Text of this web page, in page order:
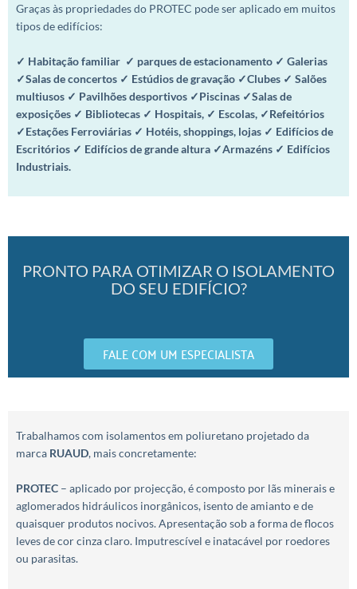
Graças às propriedades do PROTEC pode ser aplicado em muitos
tipos de edifícios:
✓ Habitação familiar ✓ parques de estacionamento ✓ Galerias
✓Salas de concertos ✓ Estúdios de gravação ✓Clubes ✓ Salões
multiusos ✓ Pavilhões desportivos ✓Piscinas ✓Salas de
exposições ✓ Bibliotecas ✓ Hospitais, ✓ Escolas, ✓Refeitórios
✓Estações Ferroviárias ✓ Hotéis, shoppings, lojas ✓ Edifícios de
Escritórios ✓ Edifícios de grande altura ✓Armazéns ✓ Edifícios
Industriais.
PRONTO PARA OTIMIZAR O ISOLAMENTO
DO SEU EDIFÍCIO?
FALE COM UM ESPECIALISTA
Trabalhamos com isolamentos em poliuretano projetado da
marca RUAUD, mais concretamente:
PROTEC – aplicado por projecção, é composto por lãs minerais e
aglomerados hidráulicos inorgânicos, isento de amianto e de
quaisquer produtos nocivos. Apresentação sob a forma de flocos
leves de cor cinza claro. Imputrescível e inatacável por roedores
ou parasitas.